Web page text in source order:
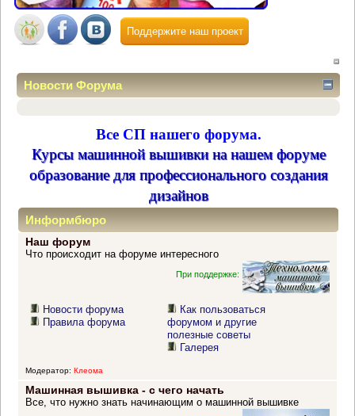
Поддержите наш проект
Новости Форума
Все СП нашего форума.
Курсы машинной вышивки на нашем форуме
образование для профессионального создания
дизайнов
Информбюро
Наш форум
Что происходит на форуме интересного
При поддержке:
Новости форума
Правила форума
Как пользоваться
форумом и другие
полезные советы
Галерея
Модератор: Клеома
Машинная вышивка - с чего начать
Все, что нужно знать начинающим о машинной вышивке